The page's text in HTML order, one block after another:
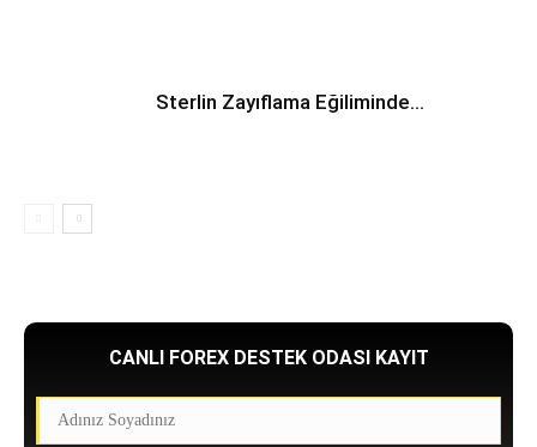
Sterlin Zayıflama Eğiliminde…
CANLI FOREX DESTEK ODASI KAYIT